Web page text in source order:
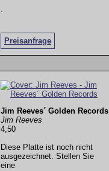
Preisanfrage
.
Jim Reeves´ Golden Records
Jim Reeves
4,50
Diese Platte ist noch nicht
ausgezeichnet. Stellen Sie
eine